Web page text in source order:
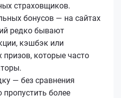
страховщиков.
бонусов — на сайтах
редко бывают
кэшбэк или
которые часто
— без сравнения
более